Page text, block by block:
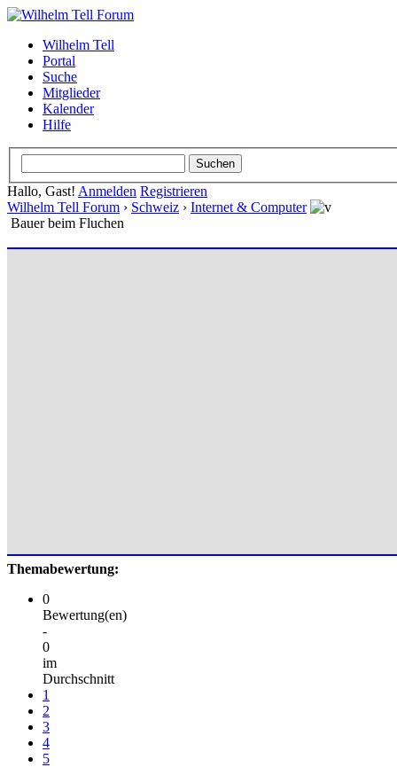
Wilhelm Tell
Portal
Suche
Mitglieder
Kalender
Hilfe
Hallo, Gast! Anmelden Registrieren
Wilhelm Tell Forum › Schweiz › Internet & Computer
Bauer beim Fluchen
Themabewertung:
0
Bewertung(en)
-
0
im
Durchschnitt
1
2
3
4
5